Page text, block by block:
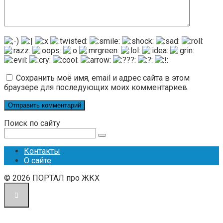
Сохранить моё имя, email и адрес сайта в этом
браузере для последующих моих комментариев.
Поиск по сайту
Контакты
О сайте
© 2026 ПОРТАЛ про ЖКХ